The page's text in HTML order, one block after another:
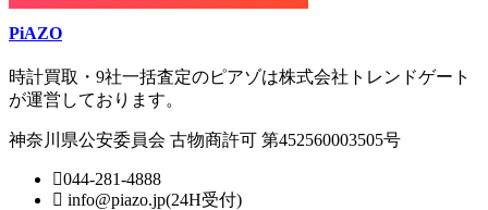
PiAZO
時計買取・9社一括査定のピアゾは株式会社トレンドゲート
が運営しております。
神奈川県公安委員会 古物商許可 第452560003505号
044-281-4888
info@piazo.jp(24H受付)